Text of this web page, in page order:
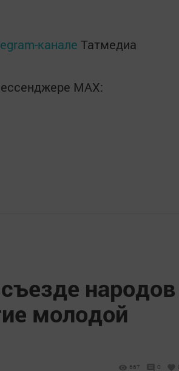
канале Татмедиа
MАХ:
народов
молодой
667 0